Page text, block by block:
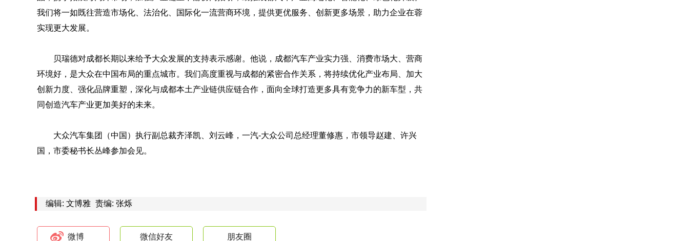
我们将一如既往营造市场化、法治化、国际化一流营商环境，提供更优服务、创新更多场景，助力企业在蓉
实现更大发展。
贝瑞德对成都长期以来给予大众发展的支持表示感谢。他说，成都汽车产业实力强、消费市场大、营商
环境好，是大众在中国布局的重点城市。我们高度重视与成都的紧密合作关系，将持续优化产业布局、加大
创新力度、强化品牌重塑，深化与成都本土产业链供应链合作，面向全球打造更多具有竞争力的新车型，共
同创造汽车产业更加美好的未来。
大众汽车集团（中国）执行副总裁齐泽凯、刘云峰， 一汽-大众公司总经理董修惠，市领导赵建、许兴
国，市委秘书长丛峰参加会见。
编辑: 文博雅 责编: 张烁
微博 微信好友 朋友圈